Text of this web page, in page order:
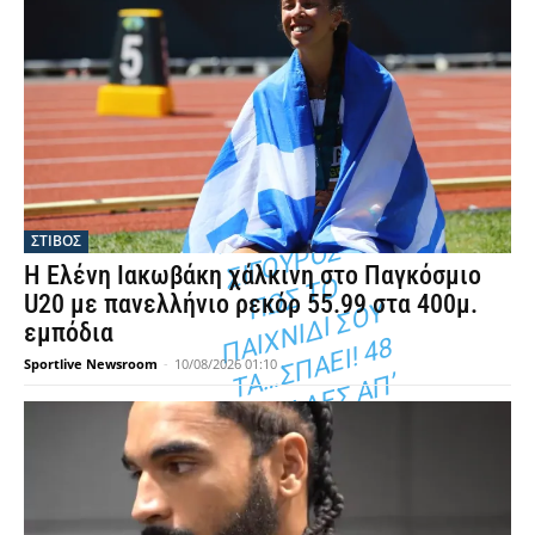
Η
ΓΙ
Υ
Π
Ο
Υ
Ο
XI
ΑΙ
ΑΙ
Σ
Ο
Υ
Α
8
Π’
Σ
Γ
Σ
Α
ΣΤΙΒΟΣ
Η Ελένη Ιακωβάκη χάλκινη στο Παγκόσμιο
U20 με πανελλήνιο ρεκόρ 55.99 στα 400μ.
εμπόδια
Sportlive Newsroom - 10/08/2026 01:10